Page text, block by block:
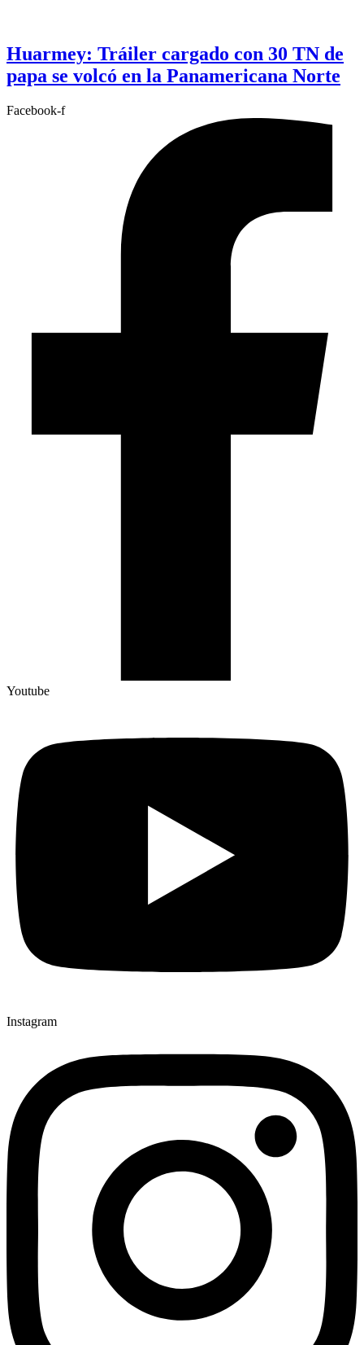
Huarmey: Tráiler cargado con 30 TN de
papa se volcó en la Panamericana Norte
Facebook-f
Youtube
Instagram